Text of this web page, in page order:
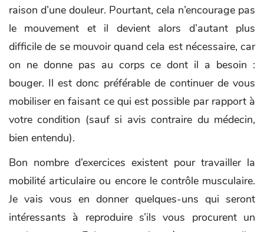
raison d’une douleur. Pourtant, cela n’encourage pas
le mouvement et il devient alors d’autant plus
difficile de se mouvoir quand cela est nécessaire, car
on ne donne pas au corps ce dont il a besoin :
bouger. Il est donc préférable de continuer de vous
mobiliser en faisant ce qui est possible par rapport à
votre condition (sauf si avis contraire du médecin,
bien entendu).
Bon nombre d’exercices existent pour travailler la
mobilité articulaire ou encore le contrôle musculaire.
Je vais vous en donner quelques-uns qui seront
intéressants à reproduire s’ils vous procurent un